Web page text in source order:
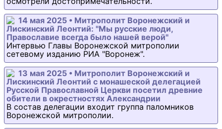
14 мая 2025 • Митрополит Воронежский и
Лискинский Леонтий: "Мы русские люди,
Православие всегда было нашей верой"
Интервью Главы Воронежской митрополии
сетевому изданию РИА "Воронеж".
13 мая 2025 • Митрополит Воронежский и
Лискинский Леонтий с монашеской делегацией
Русской Православной Церкви посетил древние
обители в окрестностях Александрии
В состав делегации входит группа паломников
Воронежской митрополии.